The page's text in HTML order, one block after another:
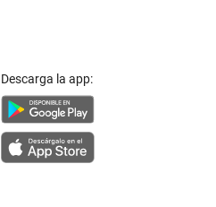
Descarga la app: